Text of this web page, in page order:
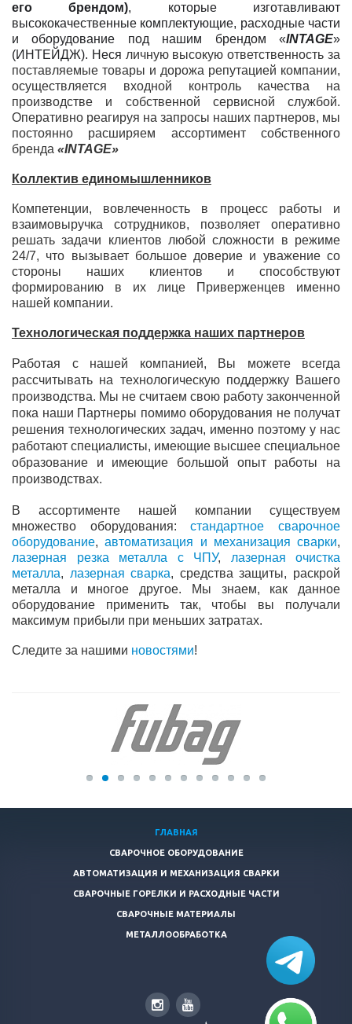
его брендом), которые изготавливают
высококачественные комплектующие, расходные части
и оборудование под нашим брендом «INTAGE»
(ИНТЕЙДЖ). Неся личную высокую ответственность за
поставляемые товары и дорожа репутацией компании,
осуществляется входной контроль качества на
производстве и собственной сервисной службой.
Оперативно реагируя на запросы наших партнеров, мы
постоянно расширяем ассортимент собственного
бренда «INTAGE»
Коллектив единомышленников
Компетенции, вовлеченность в процесс работы и
взаимовыручка сотрудников, позволяет оперативно
решать задачи клиентов любой сложности в режиме
24/7, что вызывает большое доверие и уважение со
стороны наших клиентов и способствуют
формированию в их лице Приверженцев именно
нашей компании.
Технологическая поддержка наших партнеров
Работая с нашей компанией, Вы можете всегда
рассчитывать на технологическую поддержку Вашего
производства. Мы не считаем свою работу законченной
пока наши Партнеры помимо оборудования не получат
решения технологических задач, именно поэтому у нас
работают специалисты, имеющие высшее специальное
образование и имеющие большой опыт работы на
производствах.
В ассортименте нашей компании существуем
множество оборудования:стандартное сварочное
оборудование,автоматизация и механизация сварки,
лазерная резка металла с ЧПУ, лазерная очистка
металла, лазерная сварка, средства защиты, раскрой
металла и многое другое. Мы знаем, как данное
оборудование применить так, чтобы вы получали
максимум прибыли при меньших затратах.
Следите за нашими новостями!
ГЛАВНАЯ
СВАРОЧНОЕ ОБОРУДОВАНИЕ
АВТОМАТИЗАЦИЯ И МЕХАНИЗАЦИЯ СВАРКИ
СВАРОЧНЫЕ ГОРЕЛКИ И РАСХОДНЫЕ ЧАСТИ
СВАРОЧНЫЕ МАТЕРИАЛЫ
МЕТАЛЛООБРАБОТКА